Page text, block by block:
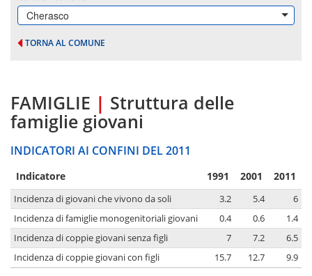
Cherasco
TORNA AL COMUNE
FAMIGLIE | Struttura delle
famiglie giovani
INDICATORI AI CONFINI DEL 2011
Indicatore 1991 2001 2011
Incidenza di giovani che vivono da soli 3.2 5.4
6
Incidenza di famiglie monogenitoriali giovani
0.4 0.6
1.4
Incidenza di coppie giovani senza figli
7 7.2
6.5
Incidenza di coppie giovani con figli
15.7 12.7 9.9